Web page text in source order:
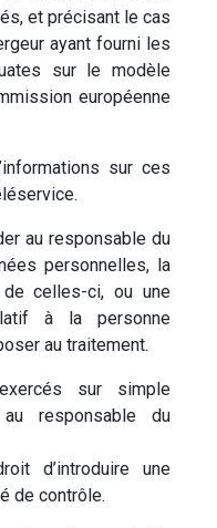
et précisant le cas
ayant fourni les
sur le modèle
européenne
sur ces
au responsable du
personnelles, la
de celles-ci, ou une
à la personne
au traitement.
sur simple
responsable du
d’introduire une
de contrôle.